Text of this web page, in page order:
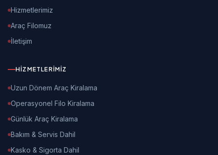
Hizmetlerimiz
Araç Filomuz
İletişim
HIZMETLERIMIZ
Uzun Dönem Araç Kiralama
Operasyonel Filo Kiralama
Günlük Araç Kiralama
Bakım & Servis Dahil
Kasko & Sigorta Dahil